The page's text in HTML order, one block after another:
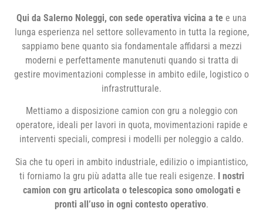
Qui da Salerno Noleggi, con sede operativa vicina a te e una
lunga esperienza nel settore sollevamento in tutta la regione,
sappiamo bene quanto sia fondamentale affidarsi a mezzi
moderni e perfettamente manutenuti quando si tratta di
gestire movimentazioni complesse in ambito edile, logistico o
infrastrutturale.
Mettiamo a disposizione camion con gru a noleggio con
operatore, ideali per lavori in quota, movimentazioni rapide e
interventi speciali, compresi i modelli per noleggio a caldo.
Sia che tu operi in ambito industriale, edilizio o impiantistico,
ti forniamo la gru più adatta alle tue reali esigenze. I nostri
camion con gru articolata o telescopica sono omologati e
pronti all’uso in ogni contesto operativo.